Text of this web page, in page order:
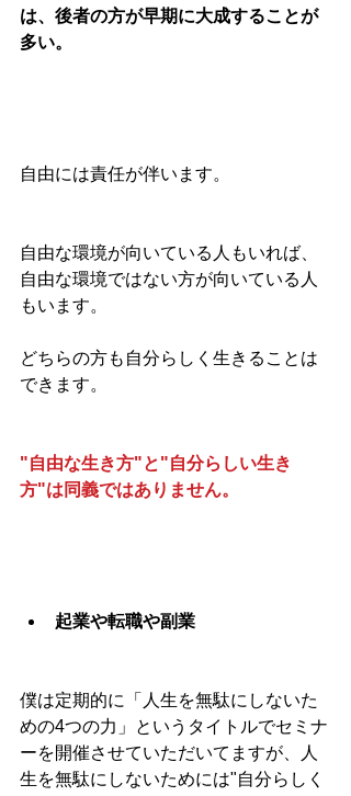
は、後者の方が早期に大成することが
多い。
自由には責任が伴います。
自由な環境が向いている人もいれば、
自由な環境ではない方が向いている人
もいます。
どちらの方も自分らしく生きることは
できます。
"自由な生き方"と"自分らしい生き
方"は同義ではありません。
起業や転職や副業
僕は定期的に「人生を無駄にしないた
めの4つの力」というタイトルでセミナ
ーを開催させていただいてますが、人
生を無駄にしないためには"自分らしく